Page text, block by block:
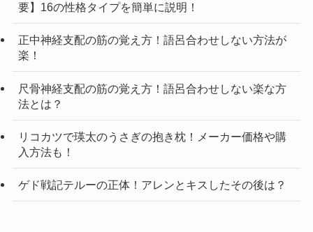
要】16の性格タイプを簡単に説明！
正中神経支配の筋の覚え方！語呂合わせしない方法が
楽！
尺骨神経支配の筋の覚え方！語呂合わせしない楽な方
法とは？
リコカツで瑛太のうさぎの抱き枕！メーカー価格や購
入方法も！
ゲド戦記テルーの正体！アレンとキスしたその後は？